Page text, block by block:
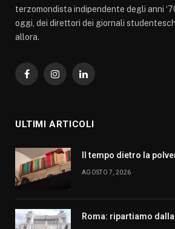
terzomondista indipendente degli anni
oggi, dei direttori dei giornali
allora.
FacebookInstagramLinkedIn
ULTIMI ARTICOLI
Il tempo dietro la
AGOSTO 7, 2026
Roma: ripartiamo